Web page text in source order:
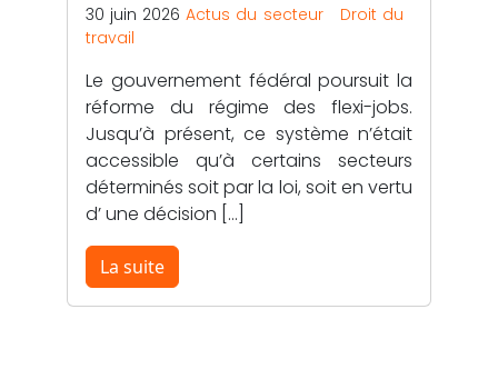
30 juin 2026Actus du secteur
Droit du
travail
Le gouvernement fédéral poursuit la
réforme du régime des flexi-jobs.
Jusqu’à présent, ce système n’était
accessible qu’à certains secteurs
déterminés soit par la loi, soit en vertu
d’ une décision […]
La suite